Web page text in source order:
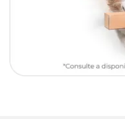
Pomada Cipro-Otic: modo
bem simples. Basta fazer a
estiver tranquilo. Faça
a espalhar o produto por